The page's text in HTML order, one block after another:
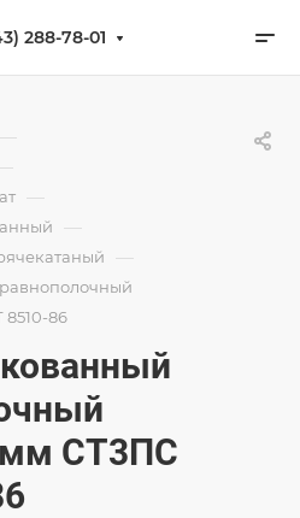
288-78-01
—
—
—
—
8510-86
мм СТ3ПС